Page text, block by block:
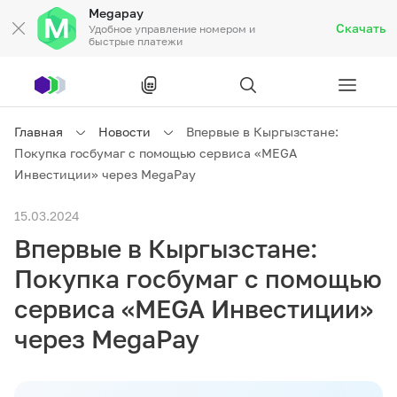
Megapay
Удобное управление номером и
быстрые платежи
Скачать
Частным клиентам
Частным клиентам
Бизнесу
Связь
Тарифы Акции Роуминг
Главная Новости
Впервые в Кыргызстане:
Покупка госбумаг с помощью сервиса «MEGA
Инвестиции» через MegaPay
15.03.2024
Впервые в Кыргызстане:
Покупка госбумаг с помощью
сервиса «MEGA Инвестиции»
через MegaPay